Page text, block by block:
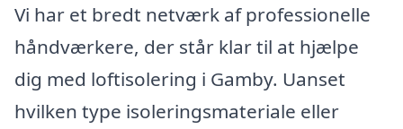
Vi har et bredt netværk af professionelle
håndværkere, der står klar til at hjælpe
dig med loftisolering i Gamby. Uanset
hvilken type isoleringsmateriale eller